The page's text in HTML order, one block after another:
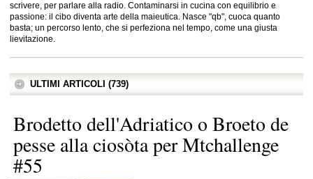
scrivere, per parlare alla radio. Contaminarsi in cucina con equilibrio e
passione: il cibo diventa arte della maieutica. Nasce "qb", cuoca quanto
basta; un percorso lento, che si perfeziona nel tempo, come una giusta
lievitazione.
ULTIMI ARTICOLI (739)
Brodetto dell'Adriatico o Broeto de
pesse alla ciosòta per Mtchallenge
#55